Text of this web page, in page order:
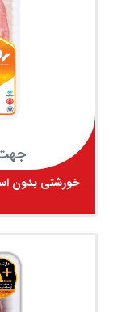
خورشتی بدون استخوان